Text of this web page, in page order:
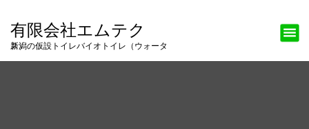
有限会社エムテク
新潟の仮設トイレバイオトイレ（ウォータス）